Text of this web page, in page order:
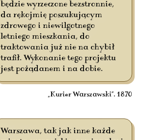
będzie wyrzeczone bezstronnie,
da rękojmię poszukującym
zdrowego i niewilgotnego
letniego mieszkania, do
traktowania już nie na chybił
trafił. Wykonanie tego projektu
jest pożądanem i na dobie.
„Kurier Warszawski”. 1870
Warszawa, tak jak inne każde